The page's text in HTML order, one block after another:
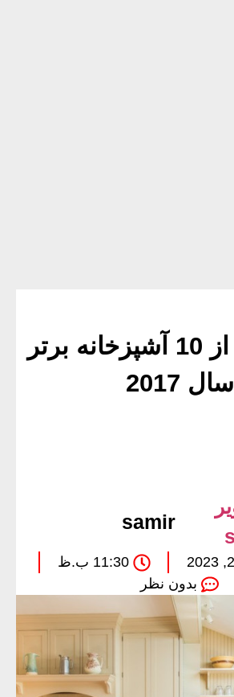
ایده هایی از 10 آشپزخانه برتر
سال 2017
samir
11:30 ب.ظ
بدون نظر